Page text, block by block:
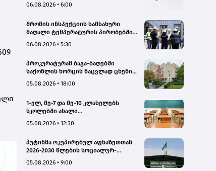
საზიანოდ საბოტაჟის მუხლით
06.08.2026 • 6:00
შრომის ინსპექციის სამსახური
მაღალი ტემპერატურის პირობებში
მონიტორინგს მთელი ქვეყნის
06.08.2026 • 5:30
პროკურატურამ ბაგა-ბაღებში
საქონლის ხორცის ნაცვლად ცხენის
ბრალდება წარუდგინა
05.08.2026 • 18:00
1-ელ, მე-7 და მე-10 კლასელებს
სკოლებში ახალი
პროგრამები დახვდებათ - ასევე
რომლითაც საგაკვეთილო პროცესში
ტელეფონების გამოყენება
იზღუდება
05.08.2026 • 12:30
პუტინმა ოკუპირებულ აფხაზეთთან
2026-2030 წლების სოციალურ-
შეთანხმების რატიფიცირებას ხელი
05.08.2026 • 9:00